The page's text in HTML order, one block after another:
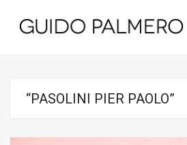
“PASOLINI PIER PAOLO”